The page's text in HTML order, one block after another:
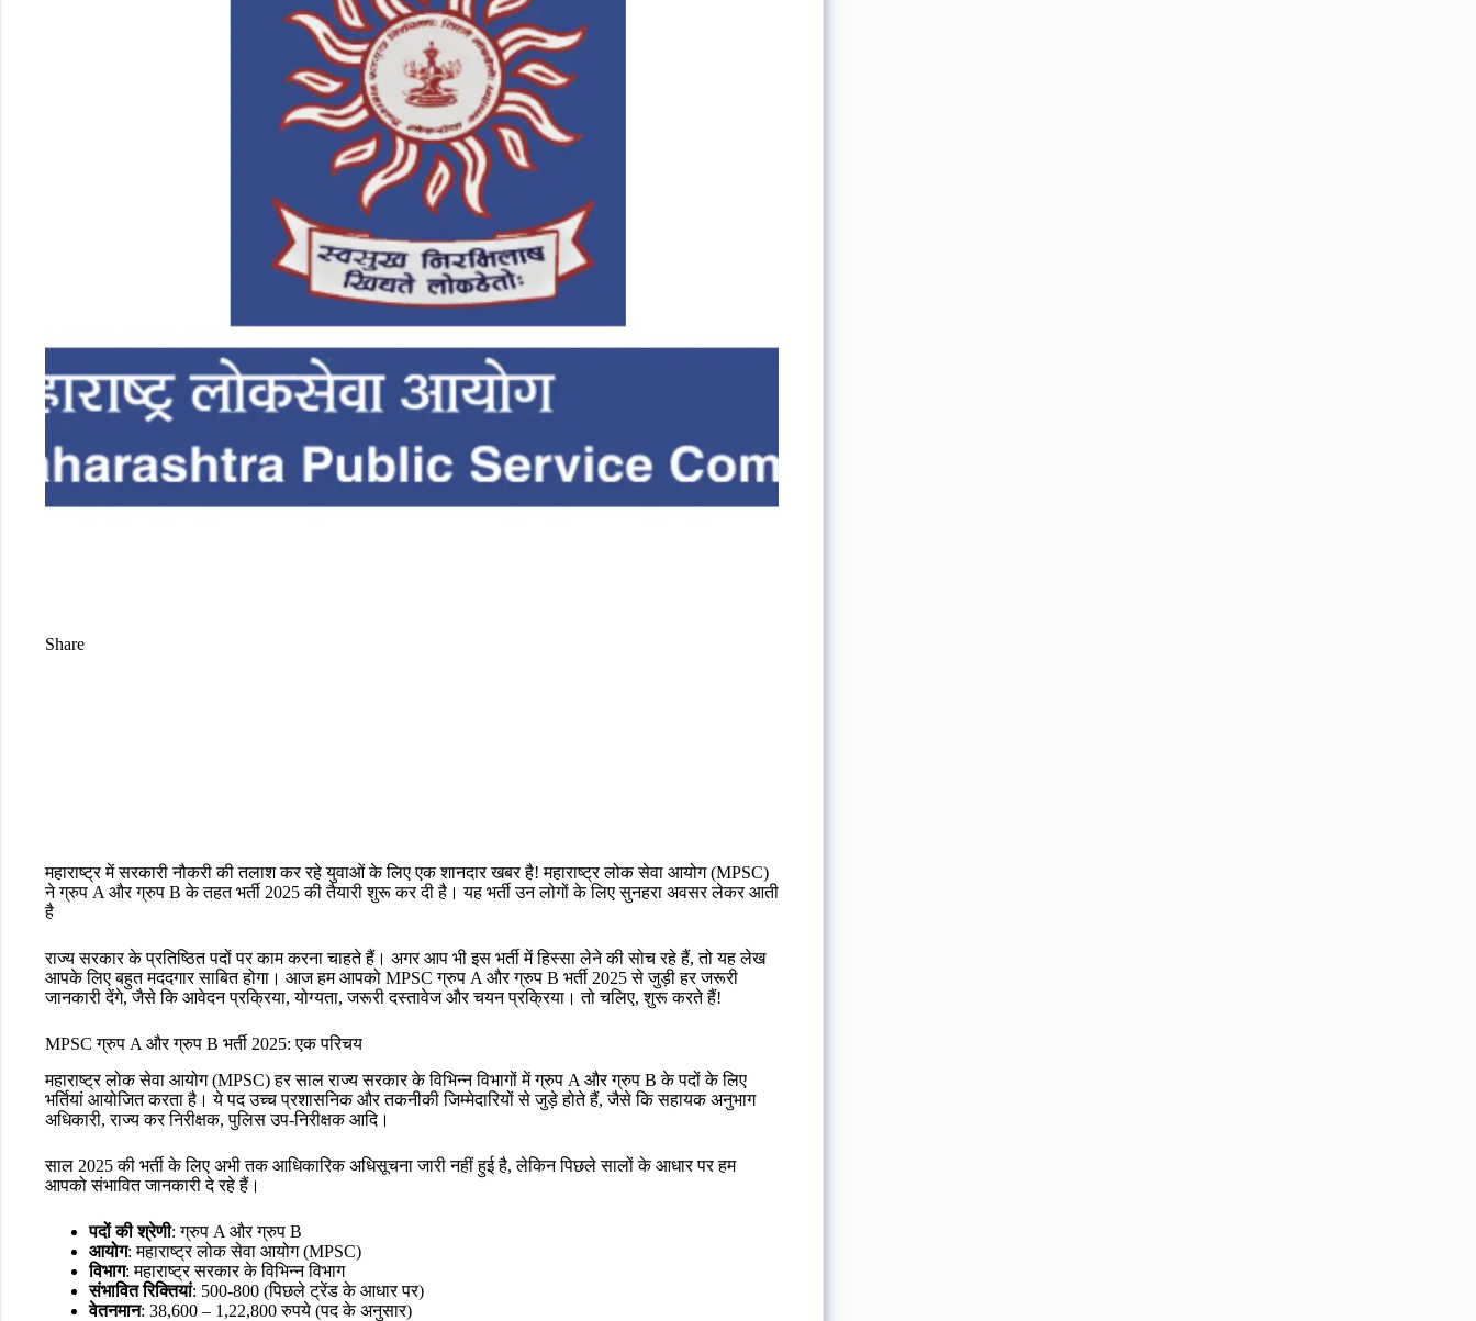
Share
महाराष्ट्र में सरकारी नौकरी की तलाश कर रहे युवाओं के लिए एक शानदार खबर है! महाराष्ट्र लोक सेवा आयोग (MPSC)
ने ग्रुप A और ग्रुप B के तहत भर्ती 2025 की तैयारी शुरू कर दी है। यह भर्ती उन लोगों के लिए सुनहरा अवसर लेकर आती
है
राज्य सरकार के प्रतिष्ठित पदों पर काम करना चाहते हैं। अगर आप भी इस भर्ती में हिस्सा लेने की सोच रहे हैं, तो यह लेख
आपके लिए बहुत मददगार साबित होगा। आज हम आपको MPSC ग्रुप A और ग्रुप B भर्ती 2025 से जुड़ी हर जरूरी
जानकारी देंगे, जैसे कि आवेदन प्रक्रिया, योग्यता, जरूरी दस्तावेज और चयन प्रक्रिया। तो चलिए, शुरू करते हैं!
MPSC ग्रुप A और ग्रुप B भर्ती 2025: एक परिचय
महाराष्ट्र लोक सेवा आयोग (MPSC) हर साल राज्य सरकार के विभिन्न विभागों में ग्रुप A और ग्रुप B के पदों के लिए
भर्तियां आयोजित करता है। ये पद उच्च प्रशासनिक और तकनीकी जिम्मेदारियों से जुड़े होते हैं, जैसे कि सहायक अनुभाग
अधिकारी, राज्य कर निरीक्षक, पुलिस उप-निरीक्षक आदि।
साल 2025 की भर्ती के लिए अभी तक आधिकारिक अधिसूचना जारी नहीं हुई है, लेकिन पिछले सालों के आधार पर हम
आपको संभावित जानकारी दे रहे हैं।
पदों की श्रेणी: ग्रुप A और ग्रुप B
आयोग: महाराष्ट्र लोक सेवा आयोग (MPSC)
विभाग: महाराष्ट्र सरकार के विभिन्न विभाग
संभावित रिक्तियां: 500-800 (पिछले ट्रेंड के आधार पर)
वेतनमान: 38,600 – 1,22,800 रुपये (पद के अनुसार)